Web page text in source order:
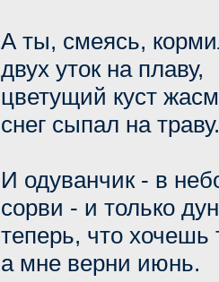
А ты, смеясь,
двух уток на плаву,
цветущий куст
снег сыпал на траву.
И одуванчик - в
сорви - и только
теперь, что хочешь
а мне верни июнь.